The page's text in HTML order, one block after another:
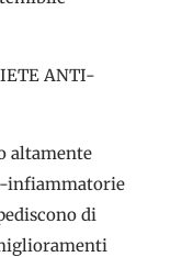
ANTI-
altamente
infiammatorie
di